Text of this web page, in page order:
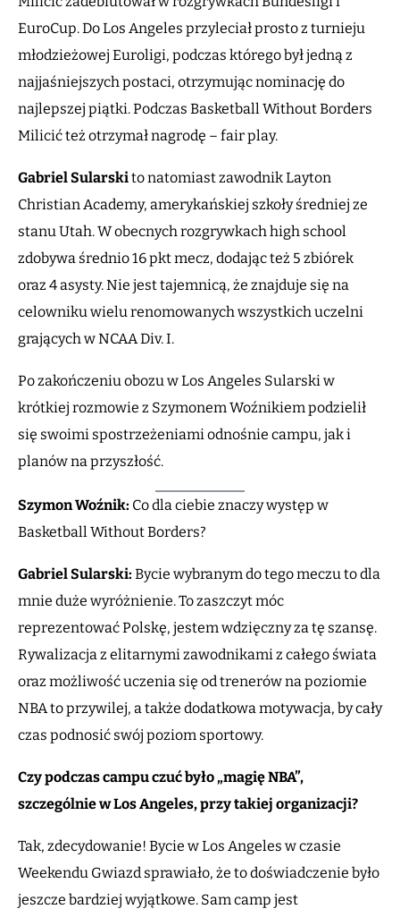
EuroCup. Do Los Angeles przyleciał prosto z turnieju
młodzieżowej Euroligi, podczas którego był jedną z
najjaśniejszych postaci, otrzymując nominację do
najlepszej piątki. Podczas Basketball Without Borders
Milicić też otrzymał nagrodę – fair play.
Gabriel Sularskito natomiast zawodnik Layton
Christian Academy, amerykańskiej szkoły średniej ze
stanu Utah. W obecnych rozgrywkach high school
zdobywa średnio 16 pkt mecz, dodając też 5 zbiórek
oraz 4 asysty. Nie jest tajemnicą, że znajduje się na
celowniku wielu renomowanych wszystkich uczelni
grających w NCAA Div. I.
Po zakończeniu obozu w Los Angeles Sularski w
krótkiej rozmowie z Szymonem Woźnikiem podzielił
się swoimi spostrzeżeniami odnośnie campu, jak i
planów na przyszłość.
Szymon Woźnik: Co dla ciebie znaczy występ w
Basketball Without Borders?
Gabriel Sularski: Bycie wybranym do tego meczu to dla
mnie duże wyróżnienie. To zaszczyt móc
reprezentować Polskę, jestem wdzięczny za tę szansę.
Rywalizacja z elitarnymi zawodnikami z całego świata
oraz możliwość uczenia się od trenerów na poziomie
NBA to przywilej, a także dodatkowa motywacja, by cały
czas podnosić swój poziom sportowy.
Czy podczas campu czuć było „magię NBA”,
szczególnie w Los Angeles, przy takiej organizacji?
Tak, zdecydowanie! Bycie w Los Angeles w czasie
Weekendu Gwiazd sprawiało, że to doświadczenie było
jeszcze bardziej wyjątkowe. Sam camp jest